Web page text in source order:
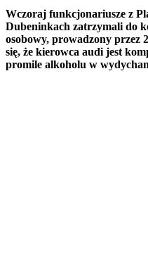
Wczoraj funkcjonariusze z
Dubeninkach zatrzymali do
osobowy, prowadzony przez
się, że kierowca audi jest
promile alkoholu w